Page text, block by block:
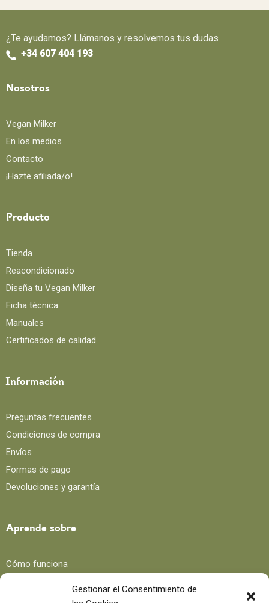
Gestionar el Consentimiento de
¿Te ayudamos? Llámanos y resolvemos tus dudas
+34 607 404 193
Nosotros
Vegan Milker
En los medios
Contacto
¡Hazte afiliada/o!
Producto
Tienda
Reacondicionado
Diseña tu Vegan Milker
Ficha técnica
Manuales
Certificados de calidad
Información
Preguntas frecuentes
Condiciones de compra
Envíos
Formas de pago
Devoluciones y garantía
Aprende sobre
Cómo funciona